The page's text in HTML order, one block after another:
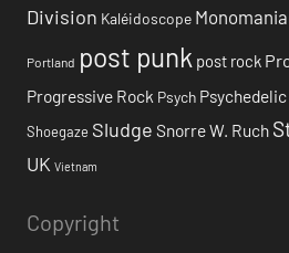
Division Kaléidoscope
Portland post punk post rock
Progressive Rock Psych
Shoegaze Sludge Snorre W. Ruch
UK Vietnam
Copyright